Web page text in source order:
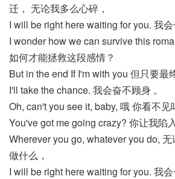
迁， 无论我多么心碎，
I will be right here waiting for you. 我会
I wonder how we can survive this
如何才能拯救这段感情？
But in the end If I'm with you 但只要最
I'll take the chance. 我会奋不顾身 。
Oh, can't you see it, baby, 哦 你看不见
You've got me going crazy? 你让我陷
Wherever you go, whatever you do,
做什么，
I will be right here waiting for you. 我会